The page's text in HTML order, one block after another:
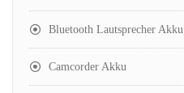
Bluetooth Lautsprecher Akku
Camcorder Akku